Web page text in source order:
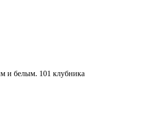
и белым. 101 клубника